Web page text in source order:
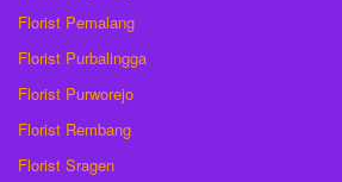
Florist Pemalang
Florist Purbalingga
Florist Purworejo
Florist Rembang
Florist Sragen